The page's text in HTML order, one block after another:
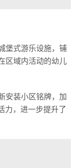
堡式游乐设施，铺
区域内活动的幼儿
安装小区铭牌，加
力，进一步提升了